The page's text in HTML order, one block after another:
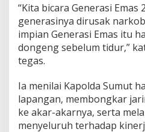
n
G
u
b
s
K
a
p
o
l
“Kita bicara Generasi Emas
generasinya dirusak
impian Generasi Emas itu
dongeng sebelum tidur,”
tegas.
Ia menilai Kapolda Sumut
lapangan, membongkar
ke akar-akarnya, serta
menyeluruh terhadap